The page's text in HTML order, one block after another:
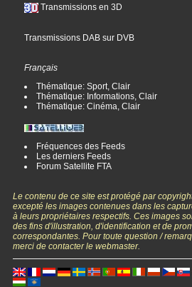
Transmissions en 3D
Transmissions DAB sur DVB
Français
Thématique: Sport, Clair
Thématique: Informations, Clair
Thématique: Cinéma, Clair
Fréquences des Feeds
Les derniers Feeds
Forum Satellite FTA
Le contenu de ce site est protégé par
excepté les images contenues dans les
à leurs propriétaires respectifs. Ces images
des fins d'illustration, d'identification et de
correspondantes. Pour toute question /
merci de contacter le webmaster.